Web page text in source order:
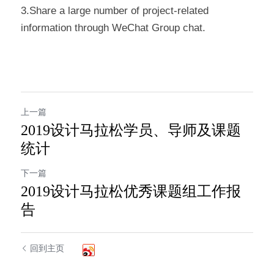
3.Share a large number of project-related
information through WeChat Group chat.
上一篇
2019设计马拉松学员、导师及课题
统计
下一篇
2019设计马拉松优秀课题组工作报
告
回到主页